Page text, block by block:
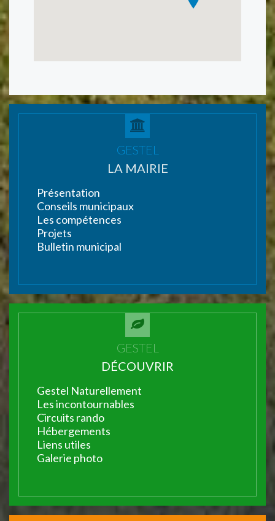
GESTEL
LA MAIRIE
Présentation
Conseils municipaux
Les compétences
Projets
Bulletin municipal
GESTEL
DÉCOUVRIR
Gestel Naturellement
Les incontournables
Circuits rando
Hébergements
Liens utiles
Galerie photo